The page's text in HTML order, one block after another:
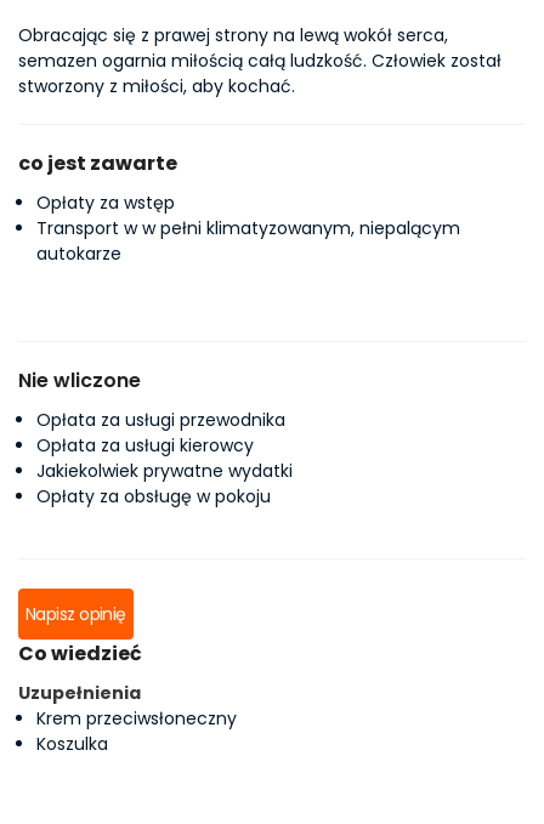
Obracając się z prawej strony na lewą wokół serca,
semazen ogarnia miłością całą ludzkość. Człowiek został
stworzony z miłości, aby kochać.
co jest zawarte
Opłaty za wstęp
Transport w w pełni klimatyzowanym, niepalącym
autokarze
Nie wliczone
Opłata za usługi przewodnika
Opłata za usługi kierowcy
Jakiekolwiek prywatne wydatki
Opłaty za obsługę w pokoju
Napisz opinię
Co wiedzieć
Uzupełnienia
Krem przeciwsłoneczny
Koszulka